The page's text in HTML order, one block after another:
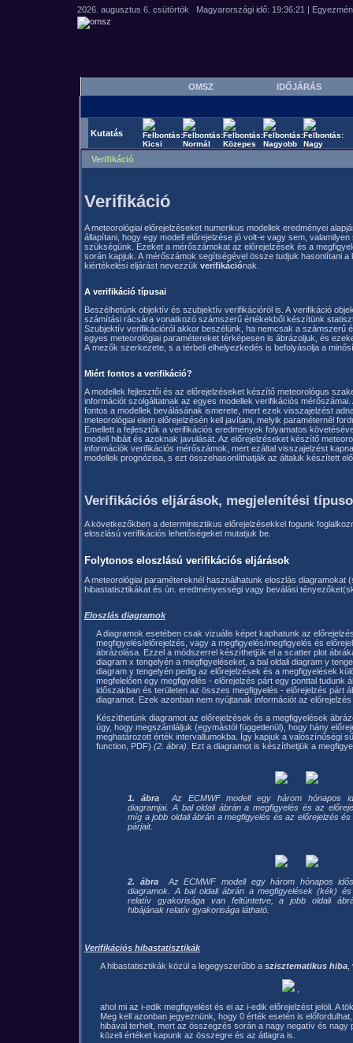
OMSZ IDŐJÁRÁS
Kutatás
Verifikáció
Verifikáció
A meteorológiai előrejelzéseket numerikus modellek eredményei
állapítani, hogy egy modell előrejelzése jó volt-e vagy sem,
szükségünk. Ezeket a mérőszámokat az előrejelzések és a
során kapjuk. A mérőszámok segítségével össze tudjuk hasonlítani a
kiértékelési eljárást nevezzük verifikációnak.
A verifikáció típusai
Beszélhetünk objektív és szubjektív verifikációról is. A verifikáció
számítási rácsára vonatkozó számszerű értékekből készítünk
Szubjektív verifikációról akkor beszélünk, ha nemcsak a számszerű
egyes meteorológiai paramétereket térképesen is ábrázoljuk, és
A mezők szerkezete, s a térbeli elhelyezkedés is befolyásolja a
Miért fontos a verifikáció?
A modellek fejlesztői és az előrejelzéseket készítő meteorológus
információt szolgáltatnak az egyes modellek verifikációs
fontos a modellek beválásának ismerete, mert ezek visszajelzést
meteorológiai elem előrejelzésén kell javítani, melyik paraméternél
Emellett a fejlesztők a verifikációs eredmények folyamatos
modell hibáit és azoknak javulását. Az előrejelzéseket készítő
információk verifikációs mérőszámok, mert ezáltal visszajelzést
modellek prognózisa, s ezt összehasonlíthatják az általuk készített
Verifikációs eljárások, megjelenítési
A következőkben a determinisztikus előrejelzésekkel fogunk
eloszlású verifikációs lehetőségeket mutatjuk be.
Folytonos eloszlású verifikációs eljárások
A meteorológiai paramétereknél használhatunk eloszlás diagramokat
hibastatisztikákat és ún. eredményességi vagy beválási
Eloszlás diagramok
A diagramok esetében csak vizuális képet kaphatunk az
megfigyelés/előrejelzés, vagy a megfigyelés/megfigyelés és
ábrázolása. Ezzel a módszerrel készíthetjük el a scatter plot
diagram x tengelyén a megfigyeléseket, a bal oldali diagram y
diagram y tengelyén pedig az előrejelzések és a megfigyelések
megfelelően egy megfigyelés - előrejelzés párt egy ponttal tudunk
időszakban és területen az összes megfigyelés - előrejelzés párt
diagramot. Ezek azonban nem nyújtanak információt az
Készíthetünk diagramot az előrejelzések és a megfigyelések
úgy, hogy megszámláljuk (egymástól függetlenül), hogy hány
meghatározott érték intervallumokba. Így kapjuk a valószínűségi
function, PDF) (2. ábra) . Ezt a diagramot is készíthetjük a
1. ábra Az ECMWF modell egy három hónapos
diagramjai. A bal oldali ábrán a megfigyelés és az
míg a jobb oldali ábrán a megfigyelés és az előrejelzés
párjait.
2. ábraAz ECMWF modell egy három hónapos
diagramok. A bal oldali ábrán a megfigyelések (kék)
relatív gyakorisága van feltüntetve, a jobb oldali
hibájának relatív gyakorisága látható.
Verifikációs hibastatisztikák
A hibastatisztikák közül a legegyszerűbb a szisztematikus hiba,
,
ahol mi az i-edik megfigyelést és ei az i-edik előrejelzést jelöli. A
Meg kell azonban jegyeznünk, hogy 0 érték esetén is
hibával terhelt, mert az összegzés során a nagy negatív és nagy
közeli értéket kapunk az összegre és az átlagra is.